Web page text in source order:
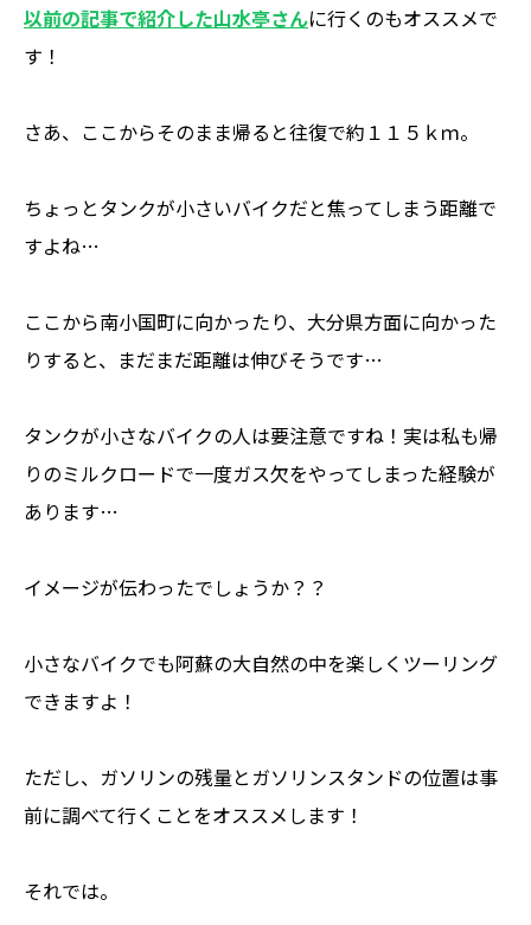
以前の記事で紹介した山水亭さんに行くのもオススメで
す！
さあ、ここからそのまま帰ると往復で約１１５ｋｍ。
ちょっとタンクが小さいバイクだと焦ってしまう距離で
すよね…
ここから南小国町に向かったり、大分県方面に向かった
りすると、まだまだ距離は伸びそうです…
タンクが小さなバイクの人は要注意ですね！実は私も帰
りのミルクロードで一度ガス欠をやってしまった経験が
あります…
イメージが伝わったでしょうか？？
小さなバイクでも阿蘇の大自然の中を楽しくツーリング
できますよ！
ただし、ガソリンの残量とガソリンスタンドの位置は事
前に調べて行くことをオススメします！
それでは。